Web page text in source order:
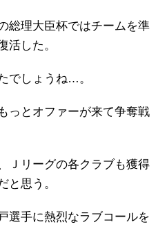
総理大臣杯ではチームを準
活した。
でしょうね…。
っとオファーが来て争奪戦
Ｊリーグの各クラブも獲得
と思う。
選手に熱烈なラブコールを